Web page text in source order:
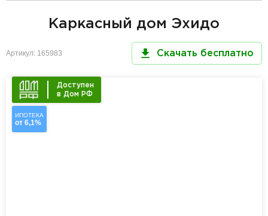
Каркасный дом Эхидо
Артикул: 165983 Скачать бесплатно
Доступен
в Дом РФ
ИПОТЕКА
от 6,1%